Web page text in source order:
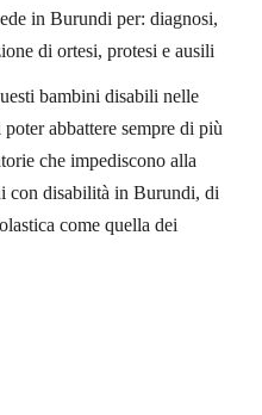
in Burundi per: diagnosi,
di ortesi, protesi e ausili
bambini disabili nelle
abbattere sempre di più
che impediscono alla
con disabilità in Burundi, di
come quella dei